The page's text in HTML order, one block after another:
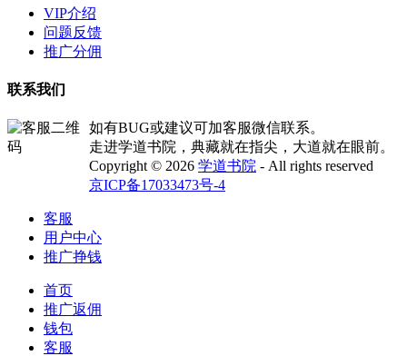
VIP介绍
问题反馈
推广分佣
联系我们
如有BUG或建议可加客服微信联系。
走进学道书院，典藏就在指尖，大道就在眼前。
Copyright © 2026 学道书院 - All rights reserved
京ICP备17033473号-4
客服
用户中心
推广挣钱
首页
推广返佣
钱包
客服